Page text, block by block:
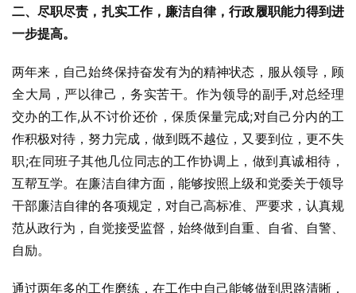
二、尽职尽责，扎实工作，廉洁自律，行政履职能力得到进
一步提高。
两年来，自己始终保持奋发有为的精神状态，服从领导，顾
全大局，严以律己，务实苦干。作为领导的副手,对总经理
交办的工作,从不讨价还价，保质保量完成;对自己分内的工
作积极对待，努力完成，做到既不越位，又要到位，更不失
职;在同班子其他几位同志的工作协调上，做到真诚相待，
互帮互学。在廉洁自律方面，能够按照上级和党委关于领导
干部廉洁自律的各项规定，对自己高标准、严要求，认真规
范从政行为，自觉接受监督，始终做到自重、自省、自警、
自励。
通过两年多的工作磨练，在工作中自己能够做到思路清晰，